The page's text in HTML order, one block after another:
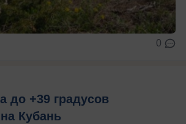
0
до +39 градусов
Кубань